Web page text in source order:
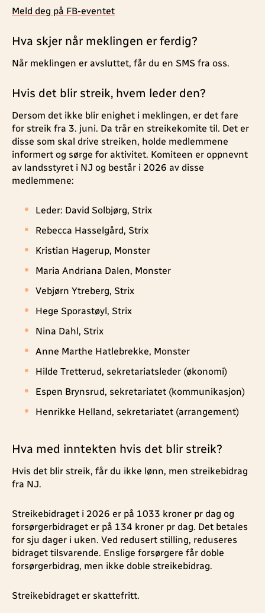
Meld deg på FB-eventet
Hva skjer når meklingen er ferdig?
Når meklingen er avsluttet, får du en SMS fra oss.
Hvis det blir streik, hvem leder den?
Dersom det ikke blir enighet i meklingen, er det fare
for streik fra 3. juni. Da trår en streikekomite til. Det er
disse som skal drive streiken, holde medlemmene
informert og sørge for aktivitet. Komiteen er oppnevnt
av landsstyret i NJ og består i 2026 av disse
medlemmene:
Leder: David Solbjørg, Strix
Rebecca Hasselgård, Strix
Kristian Hagerup, Monster
Maria Andriana Dalen, Monster
Vebjørn Ytreberg, Strix
Hege Sporastøyl, Strix
Nina Dahl, Strix
Anne Marthe Hatlebrekke, Monster
Hilde Tretterud, sekretariatsleder (økonomi)
Espen Brynsrud, sekretariatet (kommunikasjon)
Henrikke Helland, sekretariatet (arrangement)
Hva med inntekten hvis det blir streik?
Hvis det blir streik, får du ikke lønn, men streikebidrag
fra NJ.
Streikebidraget i 2026 er på 1033 kroner pr dag og
forsørgerbidraget er på 134 kroner pr dag. Det betales
for sju dager i uken. Ved redusert stilling, reduseres
bidraget tilsvarende. Enslige forsørgere får doble
forsørgerbidrag, men ikke doble streikebidrag.
Streikebidraget er skattefritt.